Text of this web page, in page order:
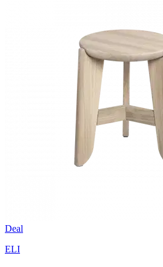
Deal
ELI